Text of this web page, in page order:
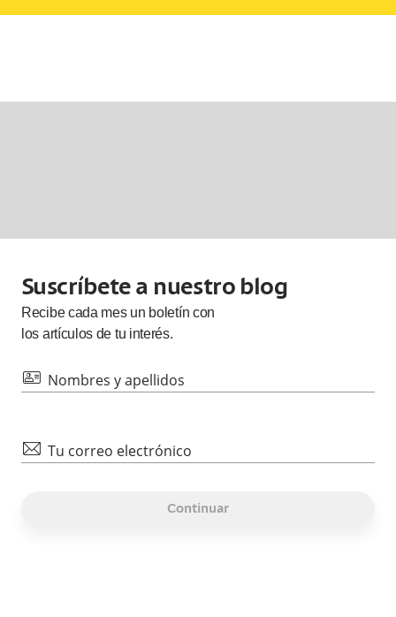
Suscríbete a nuestro blog
Recibe cada mesun boletín con
los artículos de tu interés.
id Nombres y apellidos
mail Tu correo electrónico
Continuar